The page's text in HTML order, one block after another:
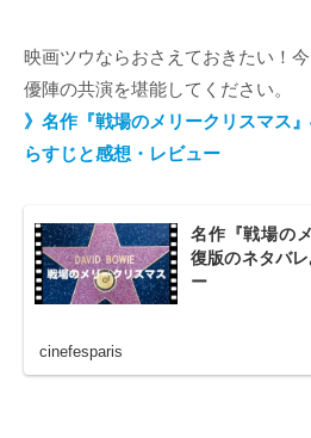
映画ツウならおさえておきたい！
優陣の共演を堪能してください。
》名作『戦場のメリークリスマス
らすじと感想・レビュー
名作『戦場の
復版のネタバ
ー